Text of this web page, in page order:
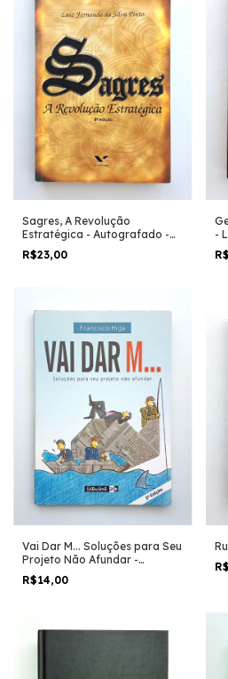
Sagres, A Revolução
Estratégica - Autografado -
Luiz Fernando da Silva Pinto
R$23,00
-
Vai Dar M... Soluções para Seu
Projeto Não Afundar -
Francisco Higa
R$14,00